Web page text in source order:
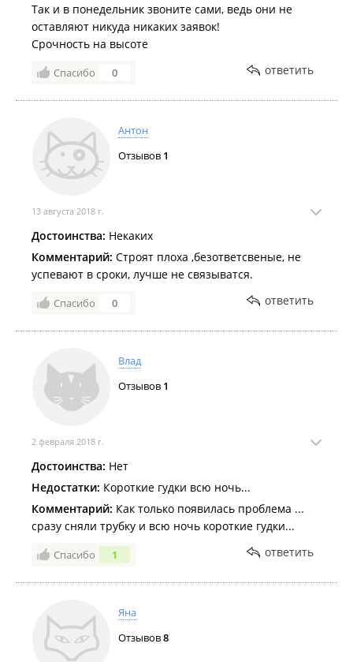
Так и в понедельник звоните сами, ведь они не
оставляют никуда никаких заявок!
Срочность на высоте
Спасибо 0 ответить
Антон
Отзывов 1
13 августа 2018 г.
Достоинства: Некаких
Комментарий: Строят плоха ,безответсвеные, не
успевают в сроки, лучше не связыватся.
Спасибо 0 ответить
Влад
Отзывов 1
2 февраля 2018 г.
Достоинства: Нет
Недостатки: Короткие гудки всю ночь...
Комментарий: Как только появилась проблема ...
сразу сняли трубку и всю ночь короткие гудки...
Спасибо 1 ответить
Яна
Отзывов8